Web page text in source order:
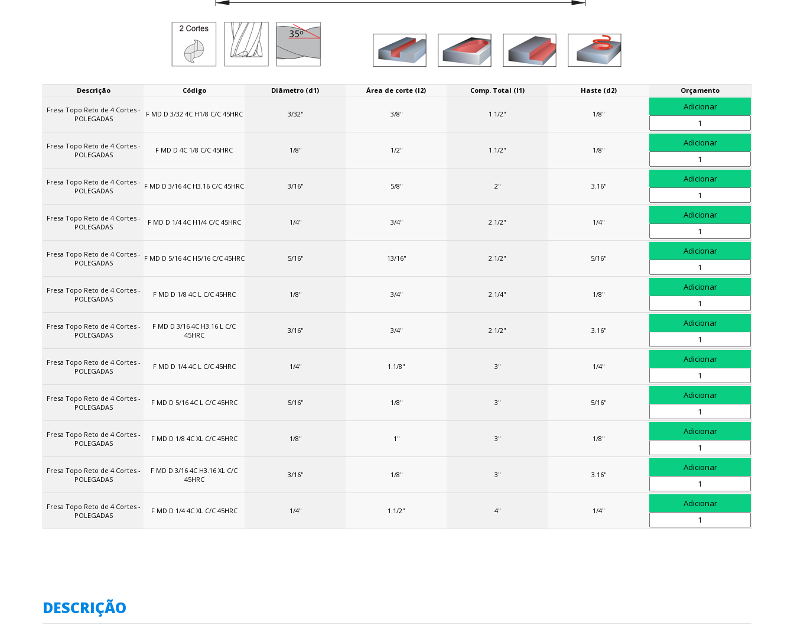
Descrição Código Diâmetro (d1) Área de corte (l2) Comp. Total (l1) Haste (d2) Orçamento
Fresa Topo Reto de 4 Cortes -
POLEGADAS
F MD D 3/32 4C H1/8 C/C 45HRC 3/32'' 3/8'' 1.1/2'' 1/8''
Fresa Topo Reto de 4 Cortes -
POLEGADAS
F MD D 4C 1/8 C/C 45HRC 1/8'' 1/2'' 1.1/2'' 1/8''
Fresa Topo Reto de 4 Cortes -
POLEGADAS
F MD D 3/16 4C H3.16 C/C 45HRC 3/16'' 5/8'' 2'' 3.16''
Fresa Topo Reto de 4 Cortes -
POLEGADAS
F MD D 1/4 4C H1/4 C/C 45HRC 1/4'' 3/4'' 2.1/2'' 1/4''
Fresa Topo Reto de 4 Cortes -
POLEGADAS
F MD D 5/16 4C H5/16 C/C 45HRC 5/16'' 13/16'' 2.1/2'' 5/16''
Fresa Topo Reto de 4 Cortes -
POLEGADAS
F MD D 1/8 4C L C/C 45HRC 1/8'' 3/4'' 2.1/4'' 1/8''
Fresa Topo Reto de 4 Cortes -
POLEGADAS
F MD D 3/16 4C H3.16 L C/C
45HRC
3/16'' 3/4'' 2.1/2'' 3.16''
Fresa Topo Reto de 4 Cortes -
POLEGADAS
F MD D 1/4 4C L C/C 45HRC 1/4'' 1.1/8'' 3'' 1/4''
Fresa Topo Reto de 4 Cortes -
POLEGADAS
F MD D 5/16 4C L C/C 45HRC 5/16'' 1/8'' 3'' 5/16''
Fresa Topo Reto de 4 Cortes -
POLEGADAS
F MD D 1/8 4C XL C/C 45HRC 1/8'' 1'' 3'' 1/8''
Fresa Topo Reto de 4 Cortes -
POLEGADAS
F MD D 3/16 4C H3.16 XL C/C
45HRC
3/16'' 1/8'' 3'' 3.16''
Fresa Topo Reto de 4 Cortes -
POLEGADAS
F MD D 1/4 4C XL C/C 45HRC 1/4'' 1.1/2'' 4'' 1/4''
DESCRIÇÃO